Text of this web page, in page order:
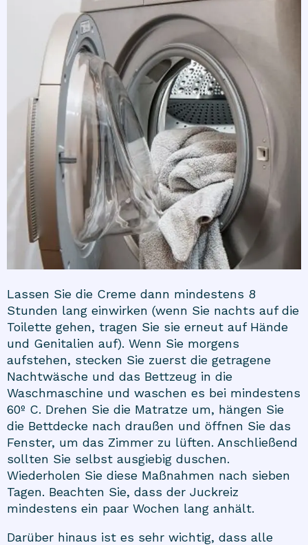
Lassen Sie die Creme dann mindestens 8
Stunden lang einwirken (wenn Sie nachts auf die
Toilette gehen, tragen Sie sie erneut auf Hände
und Genitalien auf). Wenn Sie morgens
aufstehen, stecken Sie zuerst die getragene
Nachtwäsche und das Bettzeug in die
Waschmaschine und waschen es bei mindestens
60º C. Drehen Sie die Matratze um, hängen Sie
die Bettdecke nach draußen und öffnen Sie das
Fenster, um das Zimmer zu lüften. Anschließend
sollten Sie selbst ausgiebig duschen.
Wiederholen Sie diese Maßnahmen nach sieben
Tagen. Beachten Sie, dass der Juckreiz
mindestens ein paar Wochen lang anhält.
Darüber hinaus ist es sehr wichtig, dass alle